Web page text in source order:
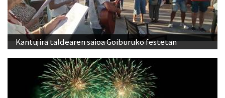
Kantujira taldearen saioa Goiburuko festetan